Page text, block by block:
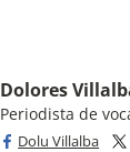
Dolores
Periodista de
Dolu Villalba